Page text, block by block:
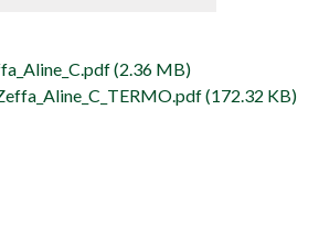
(2.36 MB)
(172.32 KB)